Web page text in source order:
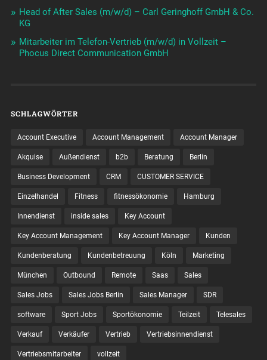
Head of After Sales (m/w/d) – Carl Geringhoff GmbH & Co.
KG
Mitarbeiter im Telefon-Vertrieb (m/w/d) in Vollzeit –
Phocus Direct Communication GmbH
SCHLAGWÖRTER
Account Executive Account Management Account Manager
Akquise Außendienst b2b Beratung Berlin
Business Development CRM CUSTOMER SERVICE
Einzelhandel Fitness fitnessökonomie Hamburg
Innendienst inside sales Key Account
Key Account Management Key Account Manager Kunden
Kundenberatung Kundenbetreuung Köln Marketing
München Outbound Remote Saas Sales
Sales Jobs Sales Jobs Berlin Sales Manager SDR
software Sport Jobs Sportökonomie Teilzeit Telesales
Verkauf Verkäufer Vertrieb Vertriebsinnendienst
Vertriebsmitarbeiter vollzeit